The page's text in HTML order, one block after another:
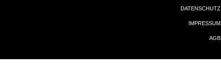
DATENSCHUTZ
IMPRESSUM
AGB